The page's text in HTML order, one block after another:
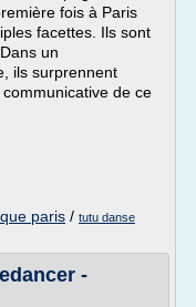
fois à Paris
facettes. Ils sont
un
ils surprennent
de ce
paris / tutu danse
-